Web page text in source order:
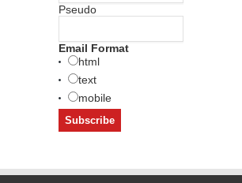
Pseudo
Email Format
html
text
mobile